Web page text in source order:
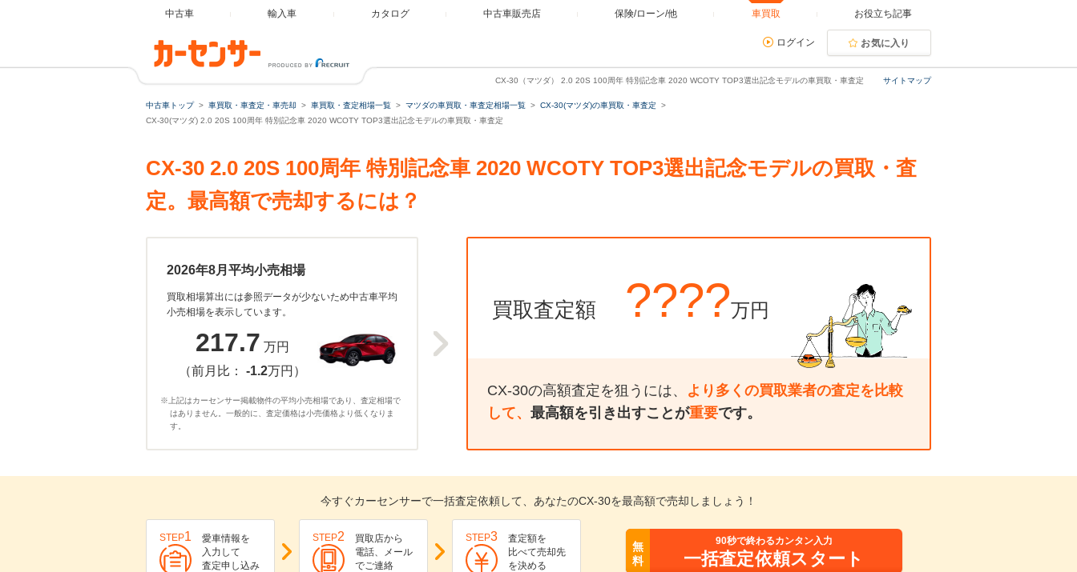
中古車 輸入車 カタログ 中古車販売店 保険/ローン/他 車買取 お役立ち記事
ログイン お気に入り
サイトマップ
CX-30（マツダ） 2.0 20S 100周年 特別記念車 2020 WCOTY TOP3選出記念モデルの車買取・車査定
中古車トップ 車買取・車査定・車売却 車買取・査定相場一覧 マツダの車買取・車査定相場一覧
CX-30(マツダ)の車買取・車査定
CX-30(マツダ) 2.0 20S 100周年 特別記念車 2020 WCOTY TOP3選出記念モデルの車買取・車査定
CX-30 2.0 20S 100周年 特別記念車 2020 WCOTY TOP3選出記念モデルの買取・査
定。最高額で売却するには？
2026年8月平均小売相場
買取相場算出には参照データが少ないため中古車平均
小売相場を表示しています。
217.7 万円
（前月比： -1.2万円）
※上記はカーセンサー掲載物件の平均小売相場であり、査定相場で
はありません。一般的に、査定価格は小売価格より低くなりま
す。
買取査定額 ????万円
CX-30の高額査定を狙うには、 より多くの買取業者の査定を比較
して、 最高額を引き出すことが重要です。
今すぐカーセンサーで一括査定依頼して、あなたのCX-30を最高額で売却しましょう！
STEP1
愛車情報を
入力して
査定申し込み
STEP2
買取店から
電話、メール
でご連絡
STEP3
査定額を
比べて売却先
を決める
無
料
90秒で終わるカンタン入力
一括査定依頼スタート